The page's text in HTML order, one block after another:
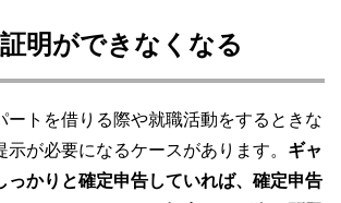
証明ができなくなる
ートを借りる際や就職活動をするときな
示が必要になるケースがあります。 ギャ
っかりと確定申告していれば、確定申告